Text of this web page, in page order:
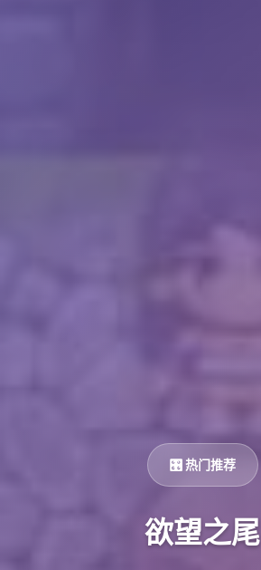
🎛️ 热门推荐
欲望之尾